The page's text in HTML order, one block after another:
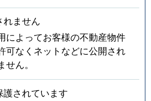
れません
によってお客様の不動産物件
可なくネットなどに公開され
ん。
されています